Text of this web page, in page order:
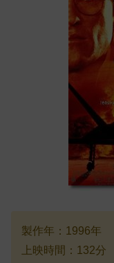
製作年：1996年
上映時間：132分